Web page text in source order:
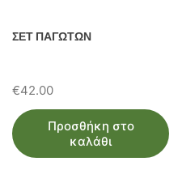
ΣΕΤ ΠΑΓΩΤΩΝ
€42.00
Προσθήκη στο
καλάθι